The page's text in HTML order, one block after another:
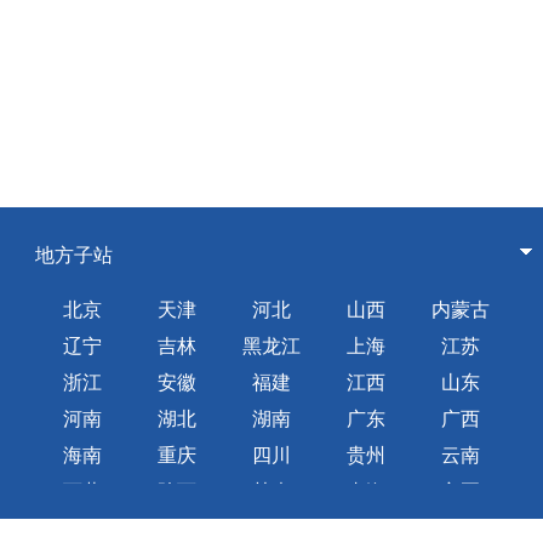
地方子站
北京 天津 河北 山西
内蒙古
辽宁
吉林 黑龙江 上海
江苏
浙江
安徽 福建 江西
山东
河南
湖北 湖南 广东
广西
海南
重庆 四川 贵州
云南